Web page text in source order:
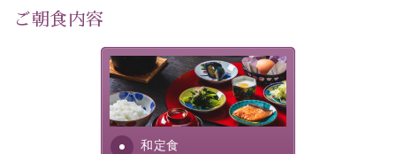
・館内着をご用意
・就寝用パジャマをご用意
・環境に配慮したアメニティをご用意
・館内フリーWi-Fi
・チェックイン15時、チェックアウト10時
ご朝食内容
和定食
さっぱりとした和食膳に使わ
れる食材は、諏訪の名産品を
ふんだんに取り入れ、安心・
安全を心掛けた長野県産...